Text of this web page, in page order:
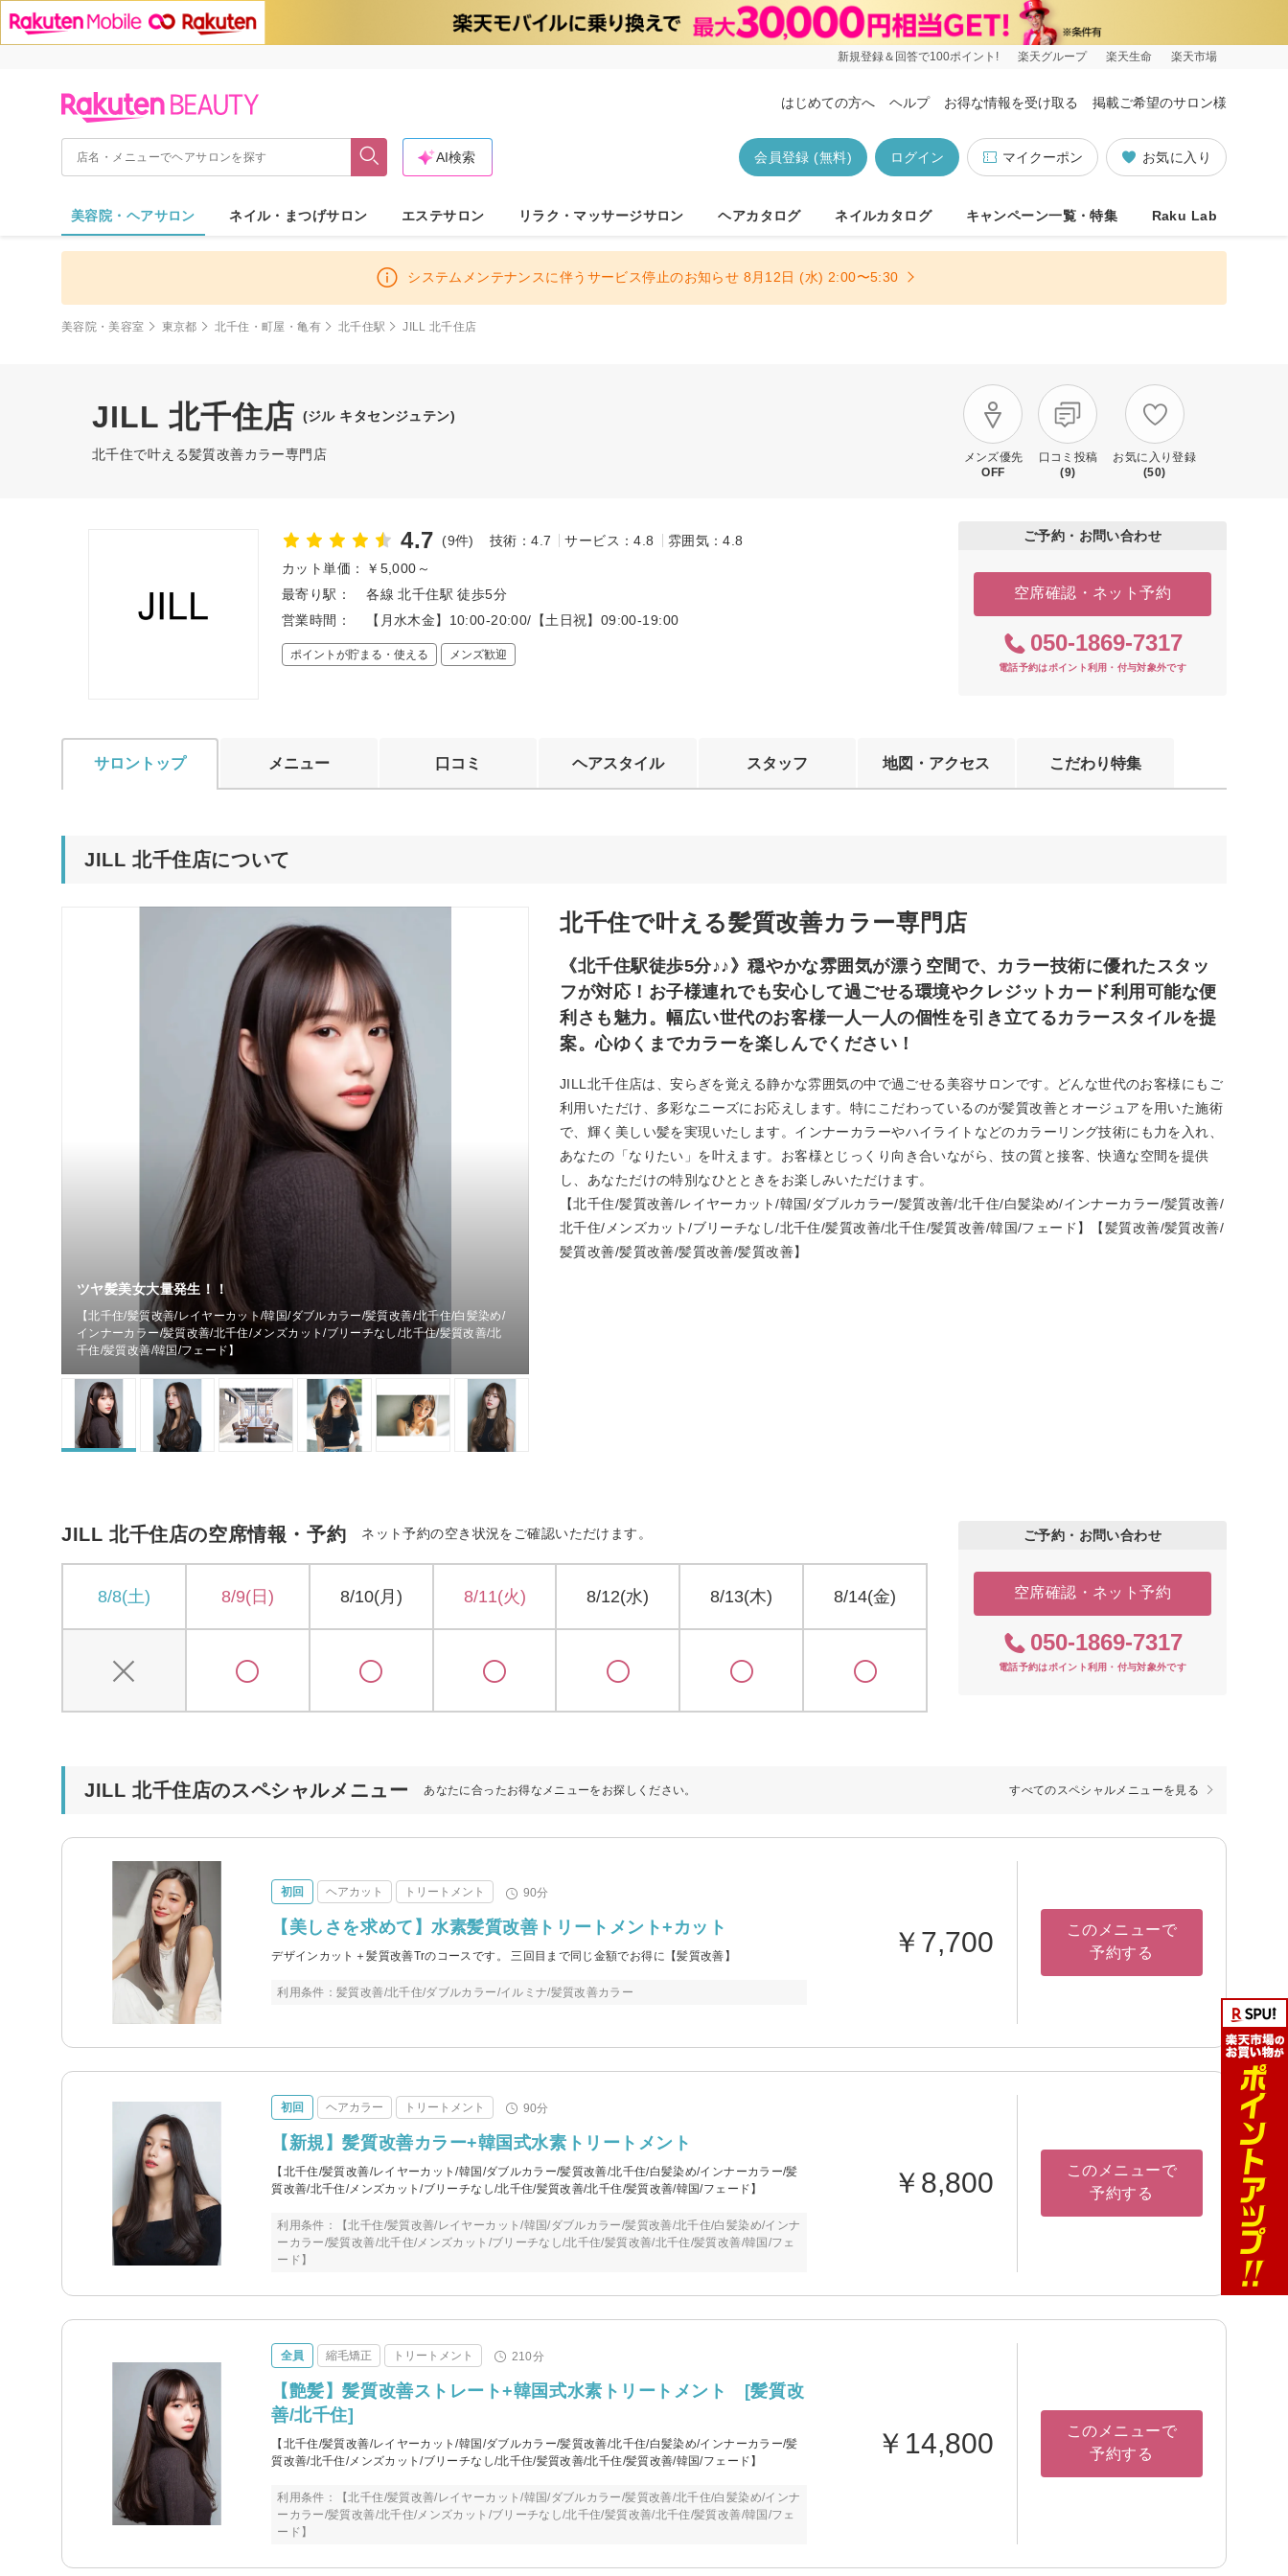
新規登録＆回答で100ポイント! 楽天グループ 楽天生命 楽天市場
はじめての方へ ヘルプ お得な情報を受け取る 掲載ご希望のサロン様
お気に入り
マイクーポン
ログイン
会員登録 (無料)
AI検索
美容院・ヘアサロン ネイル・まつげサロン エステサロン リラク・マッサージサロン ヘアカタログ ネイルカタログ キャンペーン一覧・特集 Raku Lab
システムメンテナンスに伴うサービス停止のお知らせ 8月12日 (水) 2:00〜5:30
美容院・美容室 東京都 北千住・町屋・亀有 北千住駅 JILL 北千住店
JILL 北千住店 (ジル キタセンジュテン)
北千住で叶える髪質改善カラー専門店
メンズ優先
OFF
口コミ投稿
(9)
お気に入り登録
(50)
4.7 (9件) 技術：4.7 サービス：4.8
雰囲気：4.8
カット単価：
￥5,000～
最寄り駅：
各線 北千住駅 徒歩5分
営業時間：
【月水木金】10:00-20:00/【土日祝】09:00-19:00
ポイントが貯まる・使える メンズ歓迎
ご予約・お問い合わせ
空席確認・ネット予約
050-1869-7317
電話予約はポイント利用・付与対象外です
サロントップ メニュー 口コミ ヘアスタイル スタッフ 地図・アクセス こだわり特集
JILL 北千住店について
ツヤ髪美女大量発生！！
【北千住/髪質改善/レイヤーカット/韓国/ダブルカラー/髪質改善/北千住/白髪染め/
インナーカラー/髪質改善/北千住/メンズカット/ブリーチなし/北千住/髪質改善/北
千住/髪質改善/韓国/フェード】
北千住で叶える髪質改善カラー専門店
《北千住駅徒歩5分♪♪》穏やかな雰囲気が漂う空間で、カラー技術に優れたスタッ
フが対応！お子様連れでも安心して過ごせる環境やクレジットカード利用可能な便
利さも魅力。幅広い世代のお客様一人一人の個性を引き立てるカラースタイルを提
案。心ゆくまでカラーを楽しんでください！
JILL北千住店は、安らぎを覚える静かな雰囲気の中で過ごせる美容サロンです。どんな世代のお客様にもご
利用いただけ、多彩なニーズにお応えします。特にこだわっているのが髪質改善とオージュアを用いた施術
で、輝く美しい髪を実現いたします。インナーカラーやハイライトなどのカラーリング技術にも力を入れ、
あなたの「なりたい」を叶えます。お客様とじっくり向き合いながら、技の質と接客、快適な空間を提供
し、あなただけの特別なひとときをお楽しみいただけます。
【北千住/髪質改善/レイヤーカット/韓国/ダブルカラー/髪質改善/北千住/白髪染め/インナーカラー/髪質改善/
北千住/メンズカット/ブリーチなし/北千住/髪質改善/北千住/髪質改善/韓国/フェード】【髪質改善/髪質改善/
髪質改善/髪質改善/髪質改善/髪質改善】
JILL 北千住店の空席情報・予約 ネット予約の空き状況をご確認いただけます。
8/8(土) 8/9(日) 8/10(月) 8/11(火) 8/12(水) 8/13(木) 8/14(金)
ご予約・お問い合わせ
空席確認・ネット予約
050-1869-7317
電話予約はポイント利用・付与対象外です
JILL 北千住店のスペシャルメニュー あなたに合ったお得なメニューをお探しください。 すべてのスペシャルメニューを見る
初回 ヘアカット トリートメント 90分
【美しさを求めて】水素髪質改善トリートメント+カット
デザインカット＋髪質改善Trのコースです。 三回目まで同じ金額でお得に【髪質改善】
利用条件：髪質改善/北千住/ダブルカラー/イルミナ/髪質改善カラー
￥7,700
このメニューで
予約する
初回 ヘアカラー トリートメント 90分
【新規】髪質改善カラー+韓国式水素トリートメント
【北千住/髪質改善/レイヤーカット/韓国/ダブルカラー/髪質改善/北千住/白髪染め/インナーカラー/髪
質改善/北千住/メンズカット/ブリーチなし/北千住/髪質改善/北千住/髪質改善/韓国/フェード】
利用条件：【北千住/髪質改善/レイヤーカット/韓国/ダブルカラー/髪質改善/北千住/白髪染め/インナ
ーカラー/髪質改善/北千住/メンズカット/ブリーチなし/北千住/髪質改善/北千住/髪質改善/韓国/フェ
ード】
￥8,800
このメニューで
予約する
全員 縮毛矯正 トリートメント 210分
【艶髪】髪質改善ストレート+韓国式水素トリートメント [髪質改
善/北千住]
【北千住/髪質改善/レイヤーカット/韓国/ダブルカラー/髪質改善/北千住/白髪染め/インナーカラー/髪
質改善/北千住/メンズカット/ブリーチなし/北千住/髪質改善/北千住/髪質改善/韓国/フェード】
利用条件：【北千住/髪質改善/レイヤーカット/韓国/ダブルカラー/髪質改善/北千住/白髪染め/インナ
ーカラー/髪質改善/北千住/メンズカット/ブリーチなし/北千住/髪質改善/北千住/髪質改善/韓国/フェ
ード】
￥14,800
このメニューで
予約する